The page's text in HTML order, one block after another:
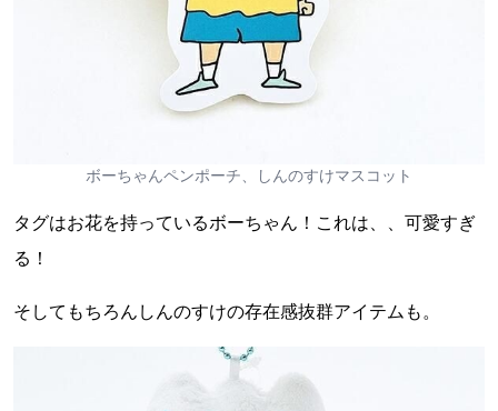
ボーちゃんペンポーチ、しんのすけマスコット
タグはお花を持っているボーちゃん！これは、、可愛すぎ
る！
そしてもちろんしんのすけの存在感抜群アイテムも。